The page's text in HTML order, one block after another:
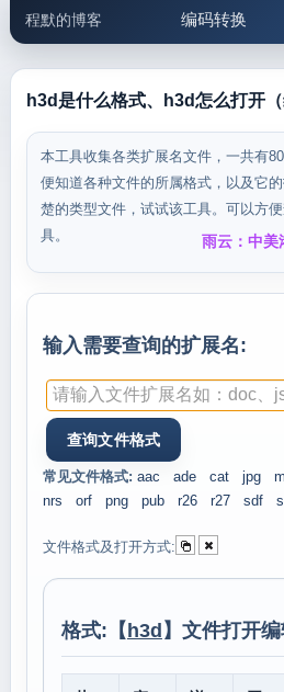
程默的博客 编码转换
邮件工具 生活便民
5.1支付宝大红
h3d是什么格式、h3d怎么打开
本工具收集各类扩展名文件，一共有
便知道各种文件的所属格式，以及它
楚的类型文件，试试该工具。可以方
具。
雨云：中美
输入需要查询的扩展名:
常见文件格式: aac ade cat jpg
nrs
orf png pub r26 r27 sdf
文件格式及打开方式:
格式:【 h3d 】文件打开